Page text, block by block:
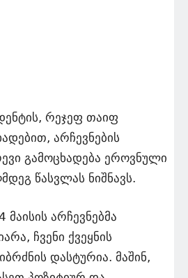
რეჯეფ თაიფ
არჩევნების
გამოცხადება ეროვნული
წასვლას ნიშნავს.
არჩევნებმა
ჩვენი ქვეყნის
დასტურია. მაშინ,